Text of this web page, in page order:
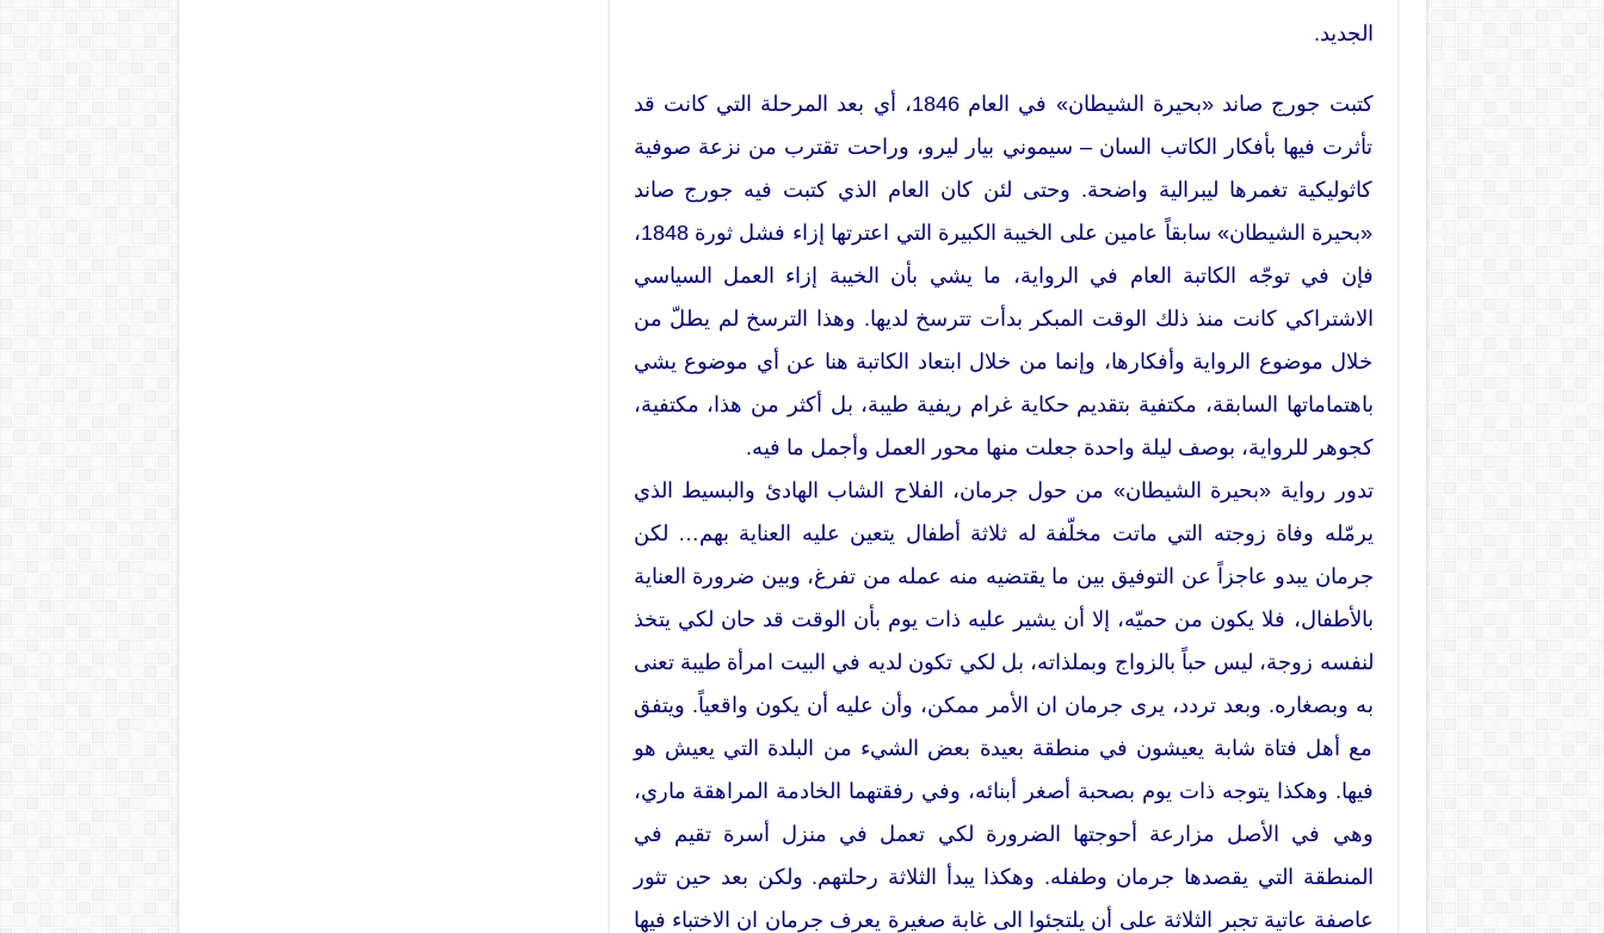
الجديد.
كتبت جورج صاند «بحيرة الشيطان» في العام 1846، أي بعد المرحلة التي كانت قد
تأثرت فيها بأفكار الكاتب السان – سيموني بيار ليرو، وراحت تقترب من نزعة صوفية
كاثوليكية تغمرها ليبرالية واضحة. وحتى لئن كان العام الذي كتبت فيه جورج صاند
«بحيرة الشيطان» سابقاً عامين على الخيبة الكبيرة التي اعترتها إزاء فشل ثورة 1848،
فإن في توجّه الكاتبة العام في الرواية، ما يشي بأن الخيبة إزاء العمل السياسي
الاشتراكي كانت منذ ذلك الوقت المبكر بدأت تترسخ لديها. وهذا الترسخ لم يطلّ من
خلال موضوع الرواية وأفكارها، وإنما من خلال ابتعاد الكاتبة هنا عن أي موضوع يشي
باهتماماتها السابقة، مكتفية بتقديم حكاية غرام ريفية طيبة، بل أكثر من هذا، مكتفية،
كجوهر للرواية، بوصف ليلة واحدة جعلت منها محور العمل وأجمل ما فيه.
تدور رواية «بحيرة الشيطان» من حول جرمان، الفلاح الشاب الهادئ والبسيط الذي
يرمّله وفاة زوجته التي ماتت مخلّفة له ثلاثة أطفال يتعين عليه العناية بهم… لكن
جرمان يبدو عاجزاً عن التوفيق بين ما يقتضيه منه عمله من تفرغ، وبين ضرورة العناية
بالأطفال، فلا يكون من حميّه، إلا أن يشير عليه ذات يوم بأن الوقت قد حان لكي يتخذ
لنفسه زوجة، ليس حباً بالزواج وبملذاته، بل لكي تكون لديه في البيت امرأة طيبة تعنى
به وبصغاره. وبعد تردد، يرى جرمان ان الأمر ممكن، وأن عليه أن يكون واقعياً. ويتفق
مع أهل فتاة شابة يعيشون في منطقة بعيدة بعض الشيء من البلدة التي يعيش هو
فيها. وهكذا يتوجه ذات يوم بصحبة أصغر أبنائه، وفي رفقتهما الخادمة المراهقة ماري،
وهي في الأصل مزارعة أحوجتها الضرورة لكي تعمل في منزل أسرة تقيم في
المنطقة التي يقصدها جرمان وطفله. وهكذا يبدأ الثلاثة رحلتهم. ولكن بعد حين تثور
عاصفة عاتية تجبر الثلاثة على أن يلتجئوا الى غابة صغيرة يعرف جرمان ان الاختباء فيها